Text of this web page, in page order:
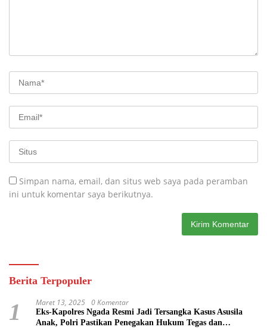
Simpan nama, email, dan situs web saya pada peramban
ini untuk komentar saya berikutnya.
Berita Terpopuler
1 Maret 13, 2025 0 Komentar
Eks-Kapolres Ngada Resmi Jadi Tersangka Kasus Asusila
Anak, Polri Pastikan Penegakan Hukum Tegas dan